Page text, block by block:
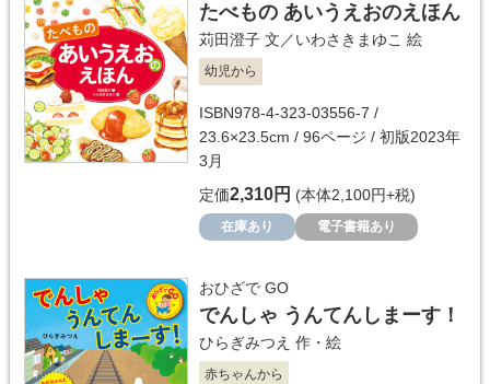
たべもの あいうえおのえほん
苅田澄子 文／いわさきまゆこ 絵
幼児から
ISBN978-4-323-03556-7 /
23.6×23.5cm / 96ページ / 初版2023年
3月
定価2,310円 (本体2,100円+税)
在庫あり 電子書籍あり
おひざで GO
でんしゃ うんてんしまーす！
ひらぎみつえ 作・絵
赤ちゃんから